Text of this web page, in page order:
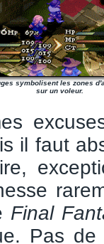
symbolisent les zones
sur un voleur.
il faut
Final
Pas